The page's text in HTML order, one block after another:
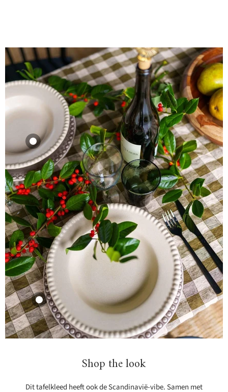
Product
19,99
Bekijk product
Tafelkleed Bourdon
Canvas Mimi Vichy -
145x350cm
Shop the look
Dit tafelkleed heeft ook de Scandinavië-vibe. Samen met